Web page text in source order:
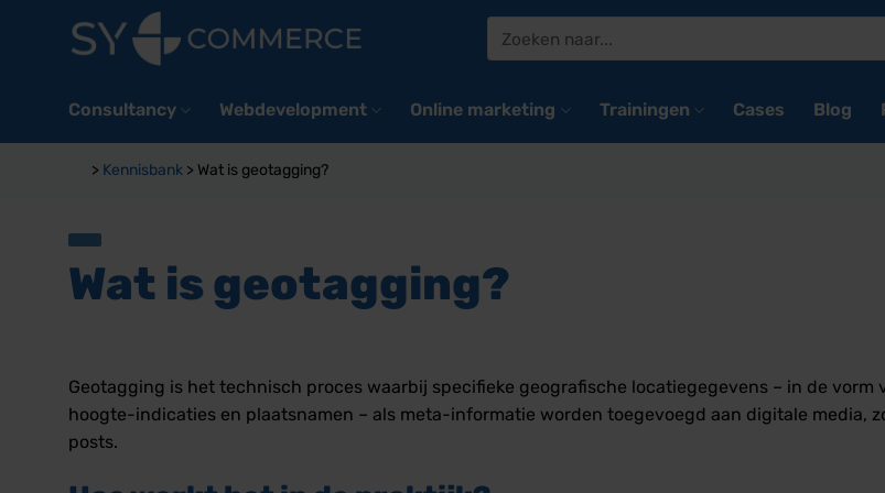
Consultancy Webdevelopment Online marketing Trainingen Cases Blog
> Kennisbank> Wat is geotagging?
Wat is geotagging?
Geotagging is het technisch proces waarbij specifieke geografische locatiegegevens – in de
hoogte-indicaties en plaatsnamen – als meta-informatie worden toegevoegd aan digitale media,
posts.